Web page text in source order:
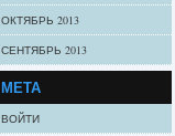
ОКТЯБРЬ 2013
СЕНТЯБРЬ 2013
МЕТА
ВОЙТИ